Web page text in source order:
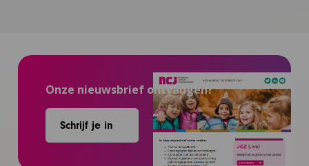
Onze nieuwsbrief ontvangen?
Schrijf je in